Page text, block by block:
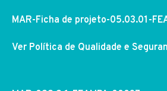
MAR-Ficha de projeto-05.03.01-
Ver Política de Qualidade e